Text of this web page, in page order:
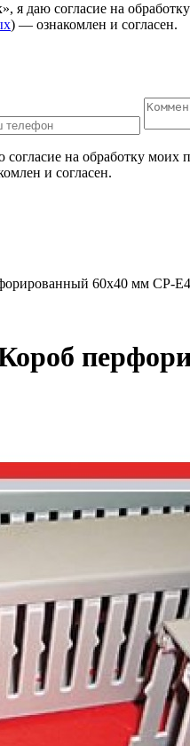
я даю согласие на
) — ознакомлен и согласен.
согласие на обработку
и согласен.
60х40 мм CP-